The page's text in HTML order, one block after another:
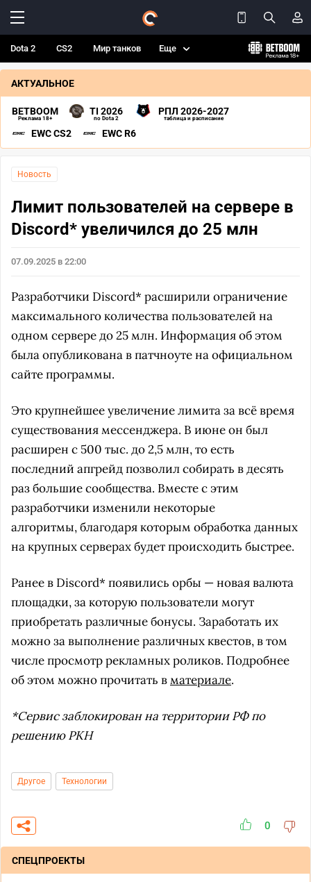
Dota 2 CS2 Мир танков Еще
АКТУАЛЬНОЕ
BETBOOM
Реклама 18+
TI 2026
по Dota 2
РПЛ 2026-2027
таблица и расписание
EWC CS2 EWC R6
Новость
Лимит пользователей на сервере в
Discord* увеличился до 25 млн
07.09.2025 в 22:00
Разработчики Discord* расширили ограничение
максимального количества пользователей на
одном сервере до 25 млн. Информация об этом
была опубликована в патчноуте на официальном
сайте программы.
Это крупнейшее увеличение лимита за всё время
существования мессенджера. В июне он был
расширен с 500 тыс. до 2,5 млн, то есть
последний апгрейд позволил собирать в десять
раз большие сообщества. Вместе с этим
разработчики изменили некоторые
алгоритмы, благодаря которым обработка данных
на крупных серверах будет происходить быстрее.
Ранее в Discord* появились орбы — новая валюта
площадки, за которую пользователи могут
приобретать различные бонусы. Заработать их
можно за выполнение различных квестов, в том
числе просмотр рекламных роликов. Подробнее
об этом можно прочитать вматериале.
*Сервис заблокирован на территории РФ по
решению РКН
Другое Технологии
0
СПЕЦПРОЕКТЫ